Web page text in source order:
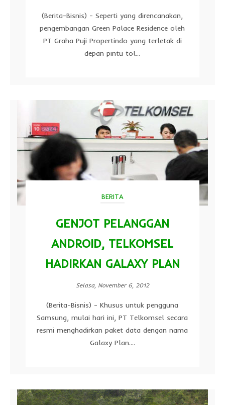
(Berita-Bisnis) - Seperti yang direncanakan,
pengembangan Green Palace Residence oleh
PT Graha Puji Propertindo yang terletak di
depan pintu tol...
BERITA
GENJOT PELANGGAN
ANDROID, TELKOMSEL
HADIRKAN GALAXY PLAN
Selasa, November 6, 2012
(Berita-Bisnis) - Khusus untuk pengguna
Samsung, mulai hari ini, PT Telkomsel secara
resmi menghadirkan paket data dengan nama
Galaxy Plan....